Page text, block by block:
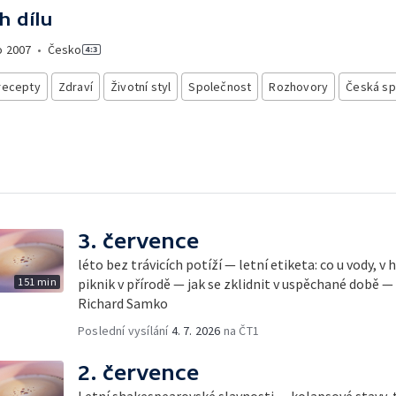
dílu
2007 • Česko
Zdraví Životní styl Společnost Rozhovory Česká
151 min
3. července
léto bez trávicích potíží — letní etiketa: co u vody, v
piknik v přírodě — jak se zklidnit v uspěchané době
Richard Samko
Poslední vysílání4. 7. 2026 na ČT1
2. července